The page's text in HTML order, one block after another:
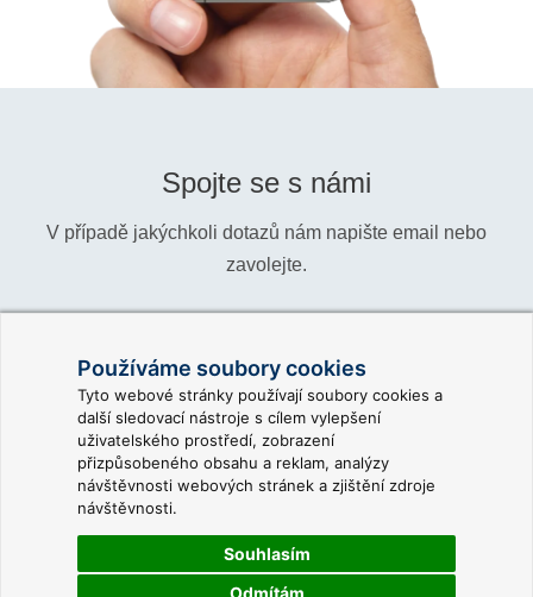
Používáme soubory cookies
Tyto webové stránky používají soubory cookies a
další sledovací nástroje s cílem vylepšení
uživatelského prostředí, zobrazení
přizpůsobeného obsahu a reklam, analýzy
návštěvnosti webových stránek a zjištění zdroje
návštěvnosti.
Souhlasím
Odmítám
Spojte se s námi
V případě jakýchkoli dotazů nám napište email nebo
zavolejte.
Informace:
Obchod:
Podpora:
info@reliance-scada.com
sales@reliance-scada.com
support@reliance-scada.com